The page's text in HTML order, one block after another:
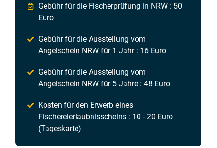
Gebühr für die Fischerprüfung in NRW : 50
Euro
Gebühr für die Ausstellung vom
Angelschein NRW für 1 Jahr : 16 Euro
Gebühr für die Ausstellung vom
Angelschein NRW für 5 Jahre : 48 Euro
Kosten für den Erwerb eines
Fischereierlaubnisscheins : 10 - 20 Euro
(Tageskarte)